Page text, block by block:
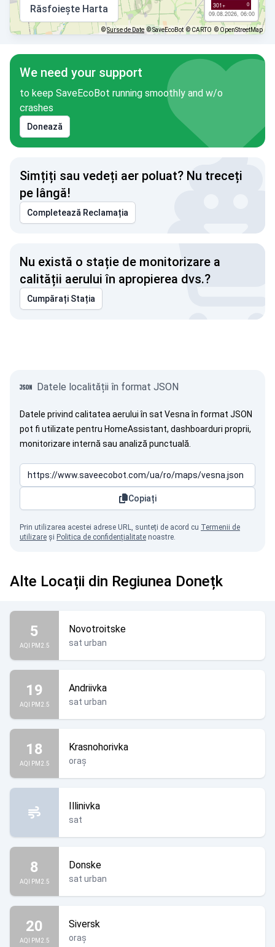
301+ 0
09.08.2026, 06:00
Răsfoiește Harta
©Surse de Date © SaveEcoBot © CARTO © OpenStreetMap
We need your support
to keep SaveEcoBot running smoothly and w/o
crashes
Donează
Simțiți sau vedeți aer poluat? Nu treceți
pe lângă!
Completează Reclamația
Nu există o stație de monitorizare a
calității aerului în apropierea dvs.?
Cumpărați Stația
Datele localității în format JSON
Datele privind calitatea aerului în sat Vesna în format JSON
pot fi utilizate pentru HomeAssistant, dashboarduri proprii,
monitorizare internă sau analiză punctuală.
Copiați
Prin utilizarea acestei adrese URL, sunteți de acord cu Termenii de
utilizare și Politica de confidențialitate noastre.
Alte Locații din Regiunea Donețk
5
AQI PM2.5
Novotroitske
sat urban
19
AQI PM2.5
Andriivka
sat urban
18
AQI PM2.5
Krasnohorivka
oraș
Illinivka
sat
8
AQI PM2.5
Donske
sat urban
20
AQI PM2.5
Siversk
oraș